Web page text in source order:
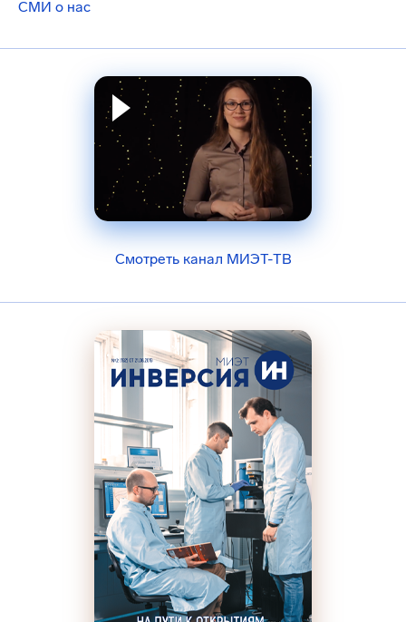
СМИ о нас
Смотреть канал МИЭТ-ТВ